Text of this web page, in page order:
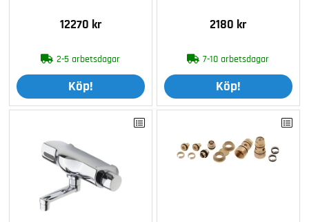
12270 kr
2-5 arbetsdagar
Köp!
2180 kr
7-10 arbetsdagar
Köp!